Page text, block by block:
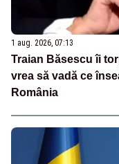
1 aug. 2026, 07:13
Traian Băsescu îi
vrea să vadă ce
România